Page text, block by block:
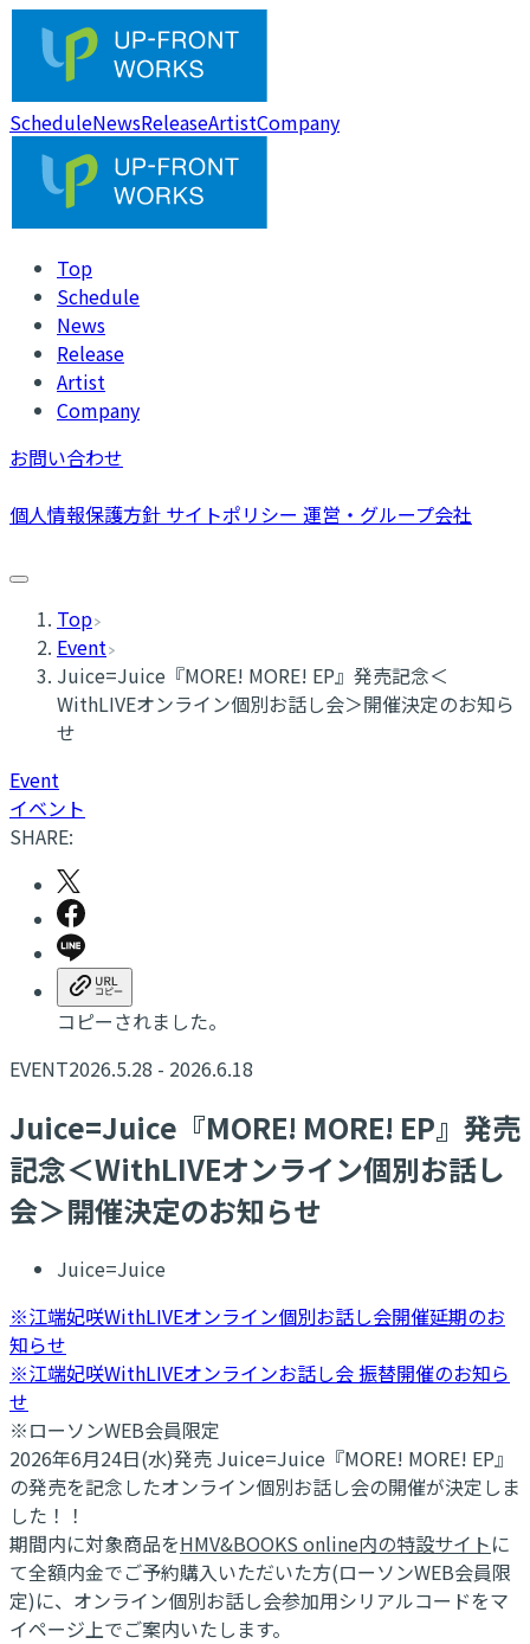
ScheduleNewsReleaseArtistCompany
Top
Schedule
News
Release
Artist
Company
お問い合わせ
個人情報保護方針 サイトポリシー 運営・グループ会社
Top
Event
Juice=Juice『MORE! MORE! EP』発売記念＜
WithLIVEオンライン個別お話し会＞開催決定のお知ら
せ
Event
イベント
SHARE:
コピーされました。
EVENT2026.5.28 - 2026.6.18
Juice=Juice『MORE! MORE! EP』発売
記念＜WithLIVEオンライン個別お話し
会＞開催決定のお知らせ
Juice=Juice
※江端妃咲WithLIVEオンライン個別お話し会開催延期のお
知らせ
※江端妃咲WithLIVEオンラインお話し会 振替開催のお知ら
せ
※ローソンWEB会員限定
2026年6月24日(水)発売 Juice=Juice『MORE! MORE! EP』
の発売を記念したオンライン個別お話し会の開催が決定しま
した！！
期間内に対象商品をHMV&BOOKS online内の特設サイトに
て全額内金でご予約購入いただいた方(ローソンWEB会員限
定)に、オンライン個別お話し会参加用シリアルコードをマ
イページ上でご案内いたします。